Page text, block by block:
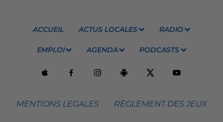
ACCUEIL ACTUS LOCALES RADIO
EMPLOI AGENDA PODCASTS
MENTIONS LEGALES RÈGLEMENT DES JEUX